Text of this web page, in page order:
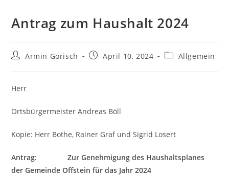
Antrag zum Haushalt 2024
Beitrags-
Armin Görisch
BeitragApril 10, 2024
Beitrags-
Allgemein
Herr
Ortsbürgermeister Andreas Böll
Kopie: Herr Bothe, Rainer Graf und Sigrid Losert
Antrag: Zur Genehmigung des Haushaltsplanes
der Gemeinde Offstein für das Jahr 2024